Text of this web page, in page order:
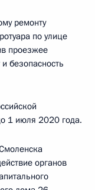
ремонту
по улице
проезжее
безопасность
1 июля 2020 года.
органов